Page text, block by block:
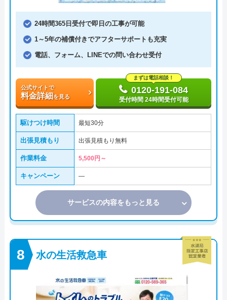
24時間365日受付で即日の工事が可能
1～5年の補償付きでアフターサポートも充実
電話、フォーム、LINEでの問い合わせ受付
公式サイトで
料金詳細を見る
まずは電話相談！
0120-191-084
受付時間 24時間受付可能
駆けつけ時間 最短30分
出張見積もり 出張見積もり無料
作業料金 5,500円～
キャンペーン ―
サービスの内容をもっと見る
水の生活救急車